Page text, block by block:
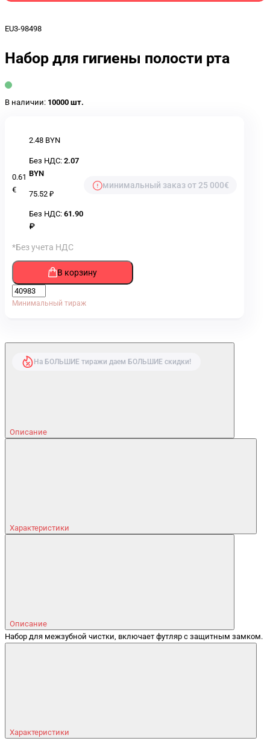
EU3-98498
Набор для гигиены полости рта
В наличии: 10000 шт.
0.61
€
2.48 BYN
Без НДС: 2.07
BYN
75.52 ₽
Без НДС: 61.90
₽
минимальный заказ от 25 000€
*Без учета НДС
В корзину
Минимальный тираж
На БОЛЬШИЕ тиражи даем БОЛЬШИЕ скидки!
Описание
Характеристики
Описание
Набор для межзубной чистки, включает футляр с защитным замком.
Характеристики